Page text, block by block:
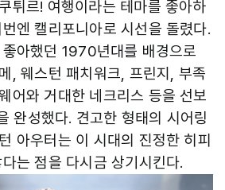
튀르! 여행이라는 테마를 좋아하
엔 캘리포니아로 시선을 돌렸다.
아했던 1970년대를 배경으로
, 웨스턴 패치워크, 프린지, 부족
어와 거대한 네크리스 등을 선보
완성했다. 견고한 형태의 시어링
아우터는 이 시대의 진정한 히피
는 점을 다시금 상기시킨다.